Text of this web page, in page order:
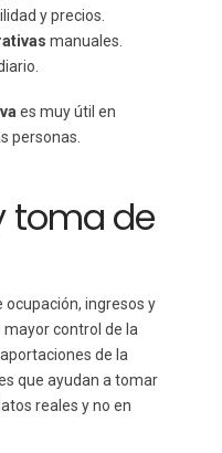
y precios.
manuales.
es muy útil en
personas.
toma de
ingresos y
control de la
de la
que ayudan a tomar
reales y no en